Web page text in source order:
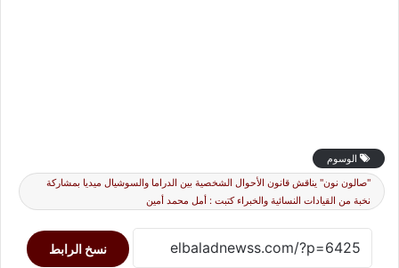
الوسوم
"صالون نون" يناقش قانون الأحوال الشخصية بين الدراما والسوشيال ميديا بمشاركة
نخبة من القيادات النسائية والخبراء كتبت : أمل محمد أمين
نسخ الرابط